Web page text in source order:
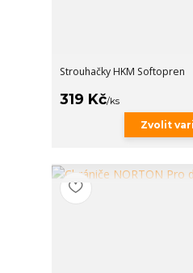
Strouhačky HKM Softopren
319 Kč/ks
Zvolit